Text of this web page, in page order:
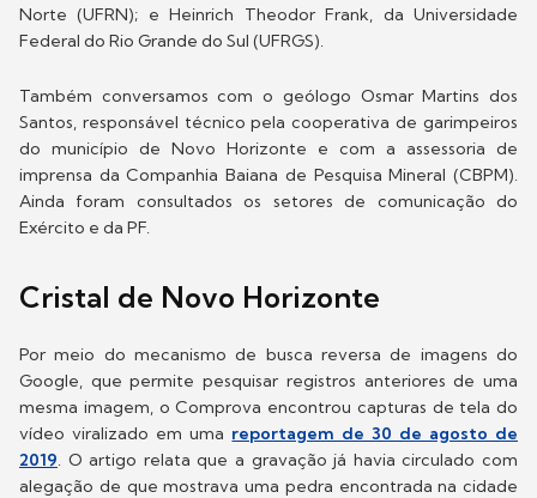
Norte (UFRN); e Heinrich Theodor Frank, da Universidade
Federal do Rio Grande do Sul (UFRGS).
Também conversamos com o geólogo Osmar Martins dos
Santos, responsável técnico pela cooperativa de garimpeiros
do município de Novo Horizonte e com a assessoria de
imprensa da Companhia Baiana de Pesquisa Mineral (CBPM).
Ainda foram consultados os setores de comunicação do
Exército e da PF.
Cristal de Novo Horizonte
Por meio do mecanismo de busca reversa de imagens do
Google, que permite pesquisar registros anteriores de uma
mesma imagem, o Comprova encontrou capturas de tela do
vídeo viralizado em uma reportagem de 30 de agosto de
2019. O artigo relata que a gravação já havia circulado com
alegação de que mostrava uma pedra encontrada na cidade